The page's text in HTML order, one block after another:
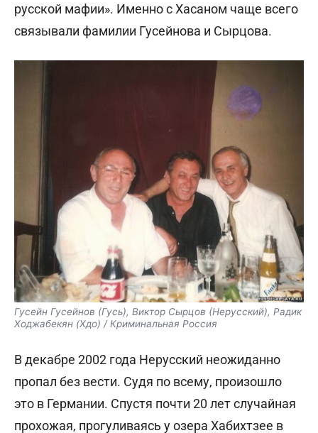
русской мафии». Именно с Хасаном чаще всего
связывали фамилии Гусейнова и Сырцова.
Гусейн Гусейнов (Гусь), Виктор Сырцов (Нерусский), Радик
Ходжабекян (Хдо) / Криминальная Россия
В декабре 2002 года Нерусский неожиданно
пропал без вести. Судя по всему, произошло
это в Германии. Спустя почти 20 лет случайная
прохожая, прогуливаясь у озера Хабихтзее в